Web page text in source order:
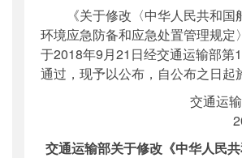
公开日期：2018年10月15日
主题词：
船舶;海洋环境;应急防
机构分类：法制司
《关于修改〈中华人民共和国
环境应急防备和应急处置管理规定
于2018年9月21日经交通运输部第
通过，现予以公布，自公布之日起
交通运
交通运输部关于修改《中华人民